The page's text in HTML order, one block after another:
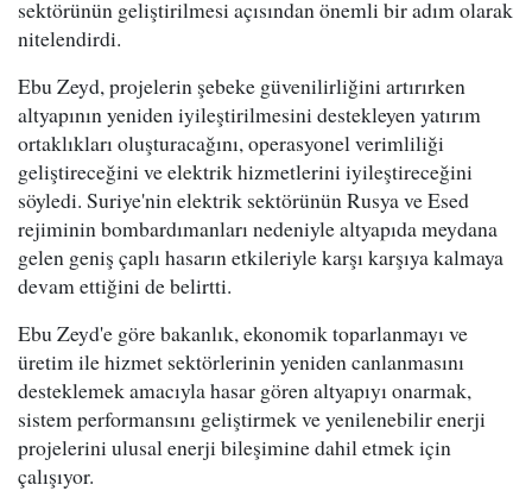
sektörünün geliştirilmesi açısından önemli bir adım olarak
nitelendirdi.
Ebu Zeyd, projelerin şebeke güvenilirliğini artırırken
altyapının yeniden iyileştirilmesini destekleyen yatırım
ortaklıkları oluşturacağını, operasyonel verimliliği
geliştireceğini ve elektrik hizmetlerini iyileştireceğini
söyledi. Suriye'nin elektrik sektörünün Rusya ve Esed
rejiminin bombardımanları nedeniyle altyapıda meydana
gelen geniş çaplı hasarın etkileriyle karşı karşıya kalmaya
devam ettiğini de belirtti.
Ebu Zeyd'e göre bakanlık, ekonomik toparlanmayı ve
üretim ile hizmet sektörlerinin yeniden canlanmasını
desteklemek amacıyla hasar gören altyapıyı onarmak,
sistem performansını geliştirmek ve yenilenebilir enerji
projelerini ulusal enerji bileşimine dahil etmek için
çalışıyor.